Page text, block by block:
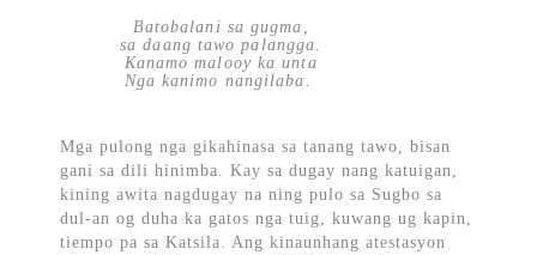
Batobalani sa gugma,
sa daang tawo palangga.
Kanamo malooy ka unta
Nga kanimo nangilaba.
Mga pulong nga gikahinasa sa tanang tawo, bisan
gani sa dili hinimba. Kay sa dugay nang katuigan,
kining awita nagdugay na ning pulo sa Sugbo sa
dul-an og duha ka gatos nga tuig, kuwang ug kapin,
tiempo pa sa Katsila. Ang kinaunhang atestasyon